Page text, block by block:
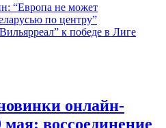
“Европа не может
по центру”
к победе в Лиге
онлайн-
мая: воссоединение